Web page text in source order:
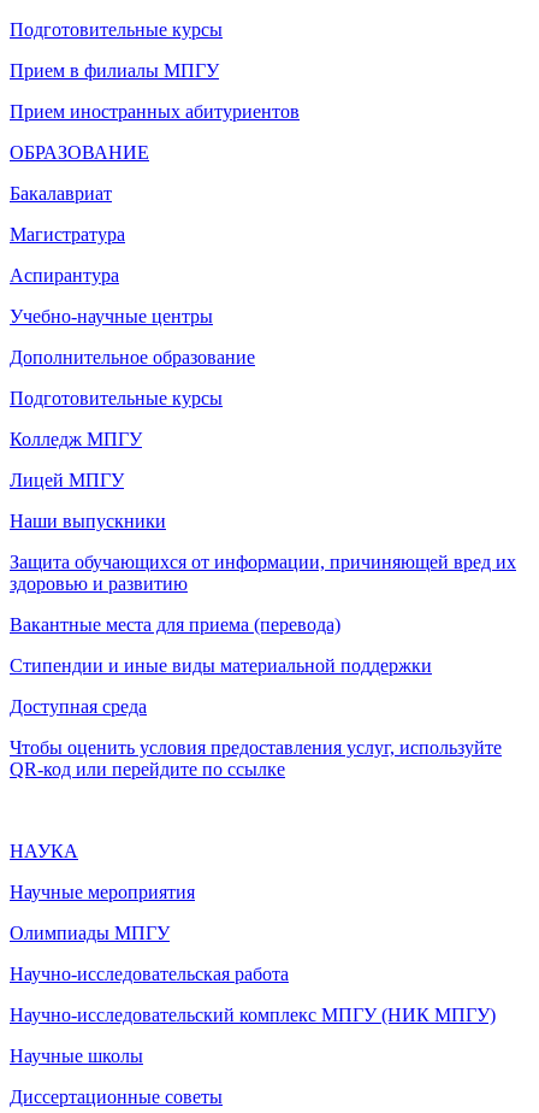
Подготовительные курсы
Прием в филиалы МПГУ
Прием иностранных абитуриентов
ОБРАЗОВАНИЕ
Бакалавриат
Магистратура
Аспирантура
Учебно-научные центры
Дополнительное образование
Подготовительные курсы
Колледж МПГУ
Лицей МПГУ
Наши выпускники
Защита обучающихся от информации, причиняющей вред их
здоровью и развитию
Вакантные места для приема (перевода)
Стипендии и иные виды материальной поддержки
Доступная среда
Чтобы оценить условия предоставления услуг, используйте
QR-код или перейдите по ссылке
НАУКА
Научные мероприятия
Олимпиады МПГУ
Научно-исследовательская работа
Научно-исследовательский комплекс МПГУ (НИК МПГУ)
Научные школы
Диссертационные советы